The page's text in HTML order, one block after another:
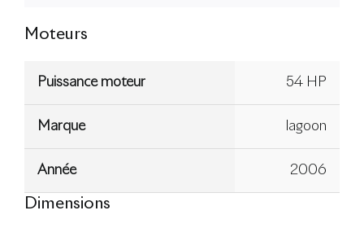
Moteurs
Puissance moteur 54 HP
Marque lagoon
Année 2006
Dimensions